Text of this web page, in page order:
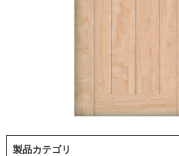
製品カテゴリ